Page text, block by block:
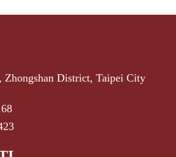
Zhongshan District, Taipei City